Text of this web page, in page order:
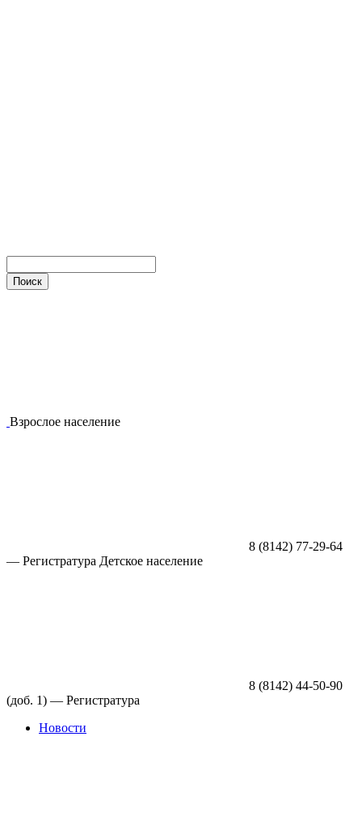
Взрослое население
8 (8142) 77-29-64
— Регистратура Детское население
8 (8142) 44-50-90
(доб. 1) — Регистратура
Новости